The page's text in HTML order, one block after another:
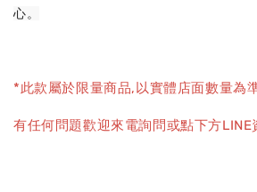
心。
*此款屬於限量商品,以實體店面數量為準
有任何問題歡迎來電詢問或點下方LINE